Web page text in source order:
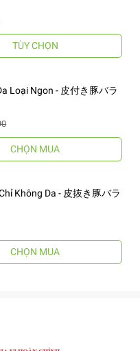
TÙY CHỌN
Loại Ngon - 皮付き豚バラ
CHỌN MUA
Không Da - 皮抜き豚バラ
CHỌN MUA